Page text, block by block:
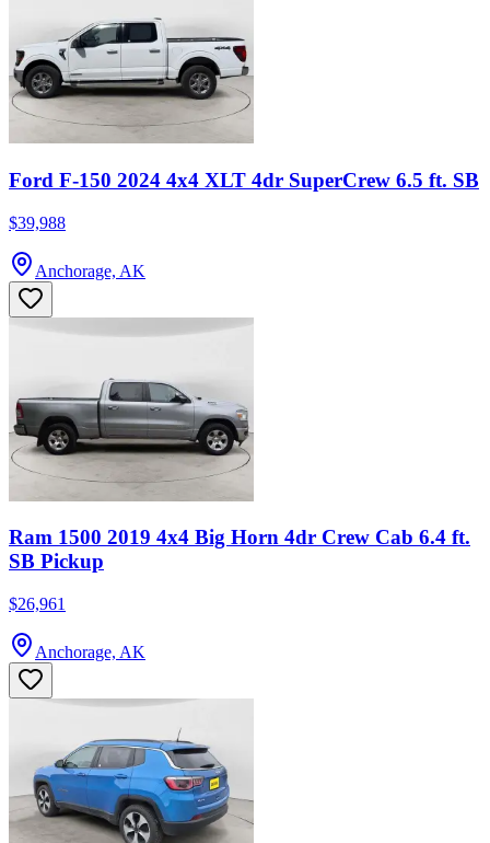
Ford F-150 2024 4x4 XLT 4dr SuperCrew 6.5 ft. SB
$39,988
Anchorage, AK
Ram 1500 2019 4x4 Big Horn 4dr Crew Cab 6.4 ft.
SB Pickup
$26,961
Anchorage, AK